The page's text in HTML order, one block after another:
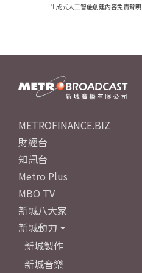
生成式人工智能創建內容免責聲明
METROFINANCE.BIZ
財經台
知訊台
Metro Plus
MBO TV
新城八大家
新城動力
新城製作
新城音樂